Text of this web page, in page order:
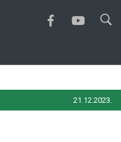
21.12.2023.